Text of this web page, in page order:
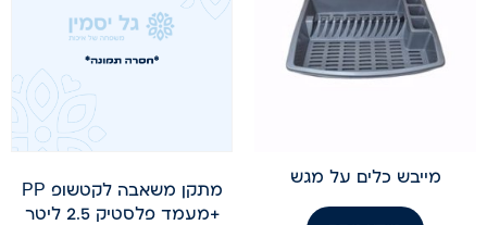
מייבש כלים על מגש
מתקן משאבה לקטשופ PP
+מעמד פלסטיק 2.5 ליטר